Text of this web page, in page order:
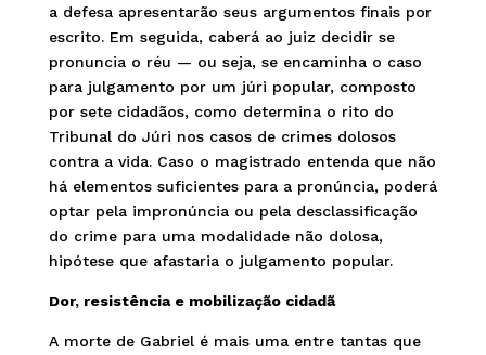
a defesa apresentarão seus argumentos finais por
escrito. Em seguida, caberá ao juiz decidir se
pronuncia o réu — ou seja, se encaminha o caso
para julgamento por um júri popular, composto
por sete cidadãos, como determina o rito do
Tribunal do Júri nos casos de crimes dolosos
contra a vida. Caso o magistrado entenda que não
há elementos suficientes para a pronúncia, poderá
optar pela impronúncia ou pela desclassificação
do crime para uma modalidade não dolosa,
hipótese que afastaria o julgamento popular.
Dor, resistência e mobilização cidadã
A morte de Gabriel é mais uma entre tantas que